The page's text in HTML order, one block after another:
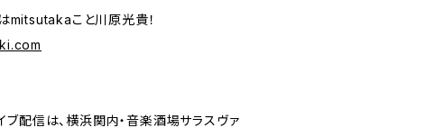
mitsutakaこと川原光貴！
配信は、横浜関内・音楽酒場サラスヴァ